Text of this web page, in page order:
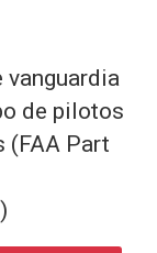
vanguardia
de pilotos
(FAA Part